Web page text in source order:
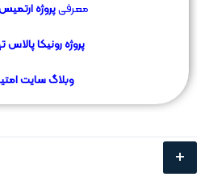
معرفیپروژه
پروژه رونیکا پالاس
وبلاگ سایت
+